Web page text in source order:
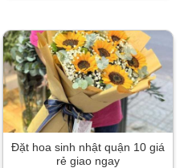
Đặt hoa sinh nhật quận 10 giá
rẻ giao ngay